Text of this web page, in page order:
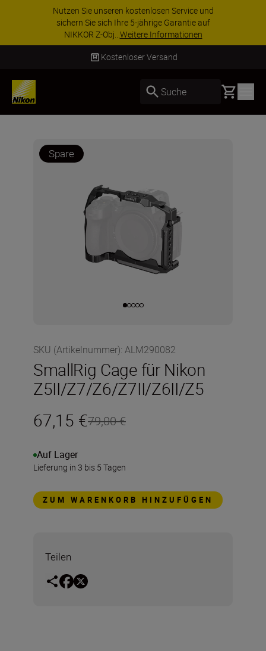
Nutzen Sie unseren kostenlosen Service und
sichern Sie sich Ihre 5-jährige Garantie auf
NIKKOR Z-Obj...Weitere Informationen
Kostenloser Versand
Suche Basket
Spare
SKU (Artikelnummer): ALM290082
SmallRig Cage für Nikon
Z5II/Z7/Z6/Z7II/Z6II/Z5
67,15 €79,00 €
Auf Lager
Lieferung in 3 bis 5 Tagen
ZUM WARENKORB HINZUFÜGEN
Teilen